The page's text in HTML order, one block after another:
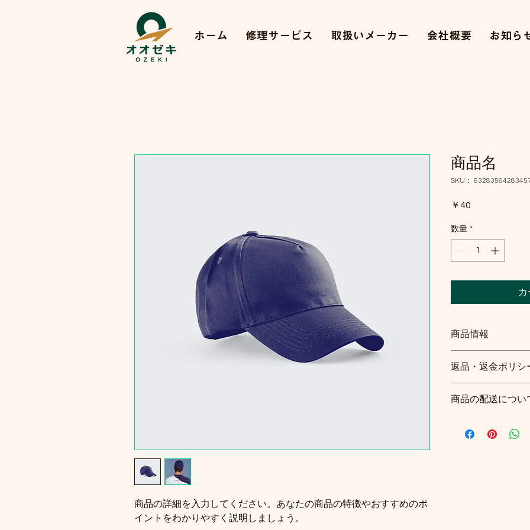
ホーム 修理サービス 取扱いメーカー 会社概要 お知ら
商品の詳細を入力してください。あなたの商品の特徴やおすすめのポ
イントをわかりやすく説明しましょう。
商品名
SKU：
￥40
数量 *
商品情報
明に加え、商品の特
しましょう。
返品・返金ポリシ
満足しなかった場合
だけます。
商品の配送につい
する情報を入力して